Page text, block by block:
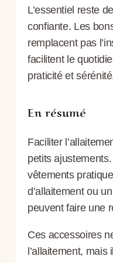
L’essentiel reste
confiante. Les
remplacent pas
facilitent le
praticité et
En résumé
Faciliter
petits
vêtements
d’allaitement ou
peuvent faire une
Ces accessoires
l’allaitement,